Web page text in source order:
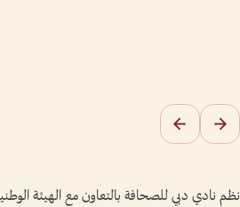
نظم نادي دبي للصحافة بالتعاون مع الهيئة